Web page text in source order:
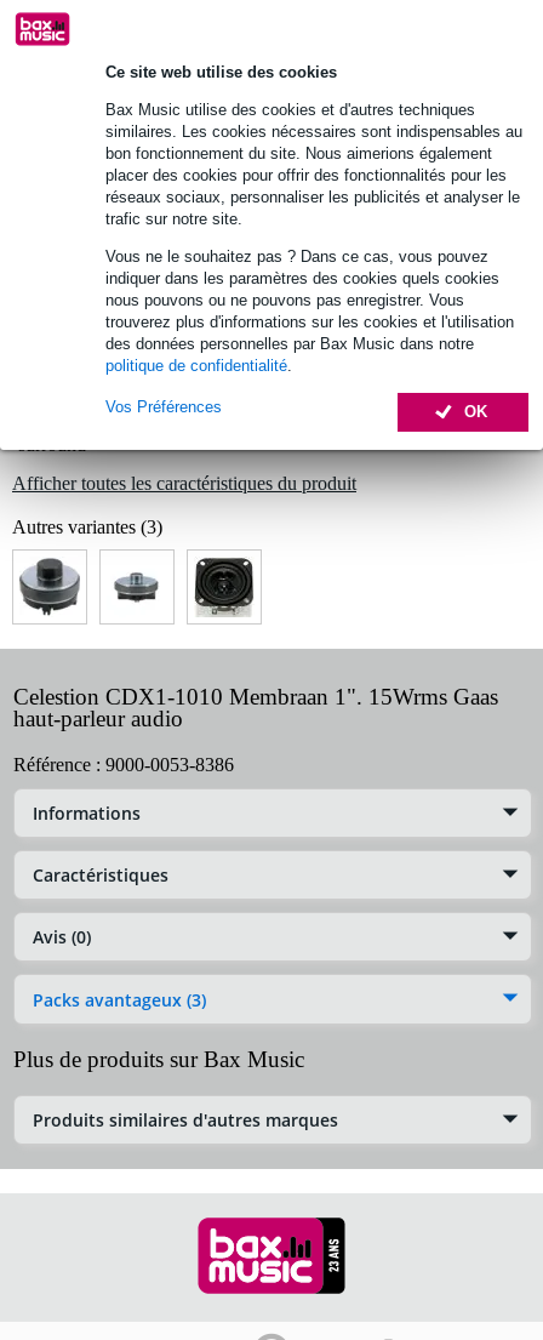
Ce site web utilise des cookies
Bax Music utilise des cookies et d'autres techniques
similaires. Les cookies nécessaires sont indispensables au
bon fonctionnement du site. Nous aimerions également
placer des cookies pour offrir des fonctionnalités pour les
réseaux sociaux, personnaliser les publicités et analyser le
trafic sur notre site.
Vous ne le souhaitez pas ? Dans ce cas, vous pouvez
indiquer dans les paramètres des cookies quels cookies
nous pouvons ou ne pouvons pas enregistrer. Vous
trouverez plus d'informations sur les cookies et l'utilisation
des données personnelles par Bax Music dans notre
politique de confidentialité
OK
Vos Préférences
dans environ 5 semaines
Ajouter au panier
Retours gratuits
Informations
Celestion CDX1-1010 Membrane 1". 15Wrms Haut-parleur audio
haut-parleur de compression
Afficher toutes les caractéristiques du produit
Autres variantes (3)
Celestion CDX1-1010 Membraan 1". 15Wrms Gaas
haut-parleur audio
Référence : 9000-0053-8386
Informations
Caractéristiques
Avis (0)
Packs avantageux (3)
Plus de produits sur Bax Music
Produits similaires d'autres marques